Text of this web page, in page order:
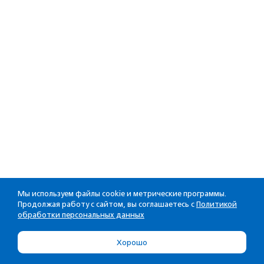
Мы используем файлы cookie и метрические программы.
Продолжая работу с сайтом, вы соглашаетесь с Политикой
обработки персональных данных
Хорошо